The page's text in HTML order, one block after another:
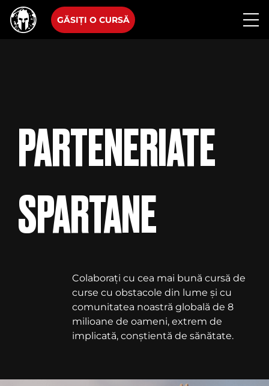
GĂSIȚI O CURSĂ
PARTENERIATE
SPARTANE
Colaborați cu cea mai bună cursă de
curse cu obstacole din lume și cu
comunitatea noastră globală de 8
milioane de oameni, extrem de
implicată, conștientă de sănătate.